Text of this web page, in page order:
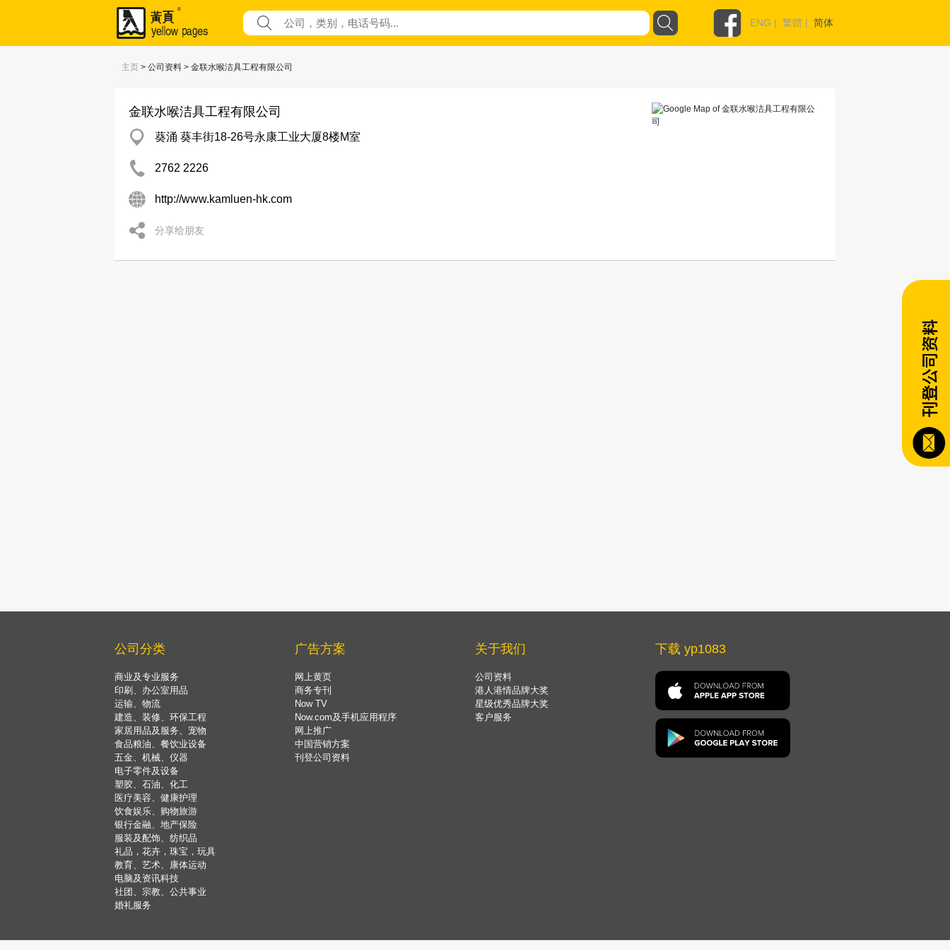
ENG | 繁體 | 简体
主页 > 公司资料 > 金联水喉洁具工程有限公司
金联水喉洁具工程有限公司
葵涌 葵丰街18-26号永康工业大厦8楼M室
2762 2226
http://www.kamluen-hk.com
分享给朋友
公司分类
商业及专业服务
印刷、办公室用品
运输、物流
建造、装修、环保工程
家居用品及服务、宠物
食品粮油、餐饮业设备
五金、机械、仪器
电子零件及设备
塑胶、石油、化工
医疗美容、健康护理
饮食娱乐、购物旅游
银行金融、地产保险
服装及配饰、纺织品
礼品，花卉，珠宝，玩具
教育、艺术、康体运动
电脑及资讯科技
社团、宗教、公共事业
婚礼服务
广告方案
网上黄页
商务专刊
Now TV
Now.com及手机应用程序
网上推广
中国营销方案
刊登公司资料
关于我们
公司资料
港人港情品牌大奖
星级优秀品牌大奖
客户服务
下载 yp1083